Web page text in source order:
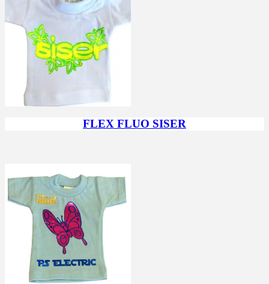
FLEX FLUO SISER